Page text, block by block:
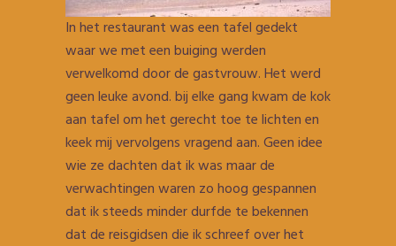
In het restaurant was een tafel gedekt
waar we met een buiging werden
verwelkomd door de gastvrouw. Het werd
geen leuke avond. bij elke gang kwam de kok
aan tafel om het gerecht toe te lichten en
keek mij vervolgens vragend aan. Geen idee
wie ze dachten dat ik was maar de
verwachtingen waren zo hoog gespannen
dat ik steeds minder durfde te bekennen
dat de reisgidsen die ik schreef over het